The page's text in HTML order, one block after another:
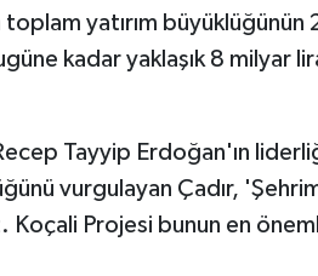
yatırım büyüklüğünün
kadar yaklaşık 8 milyar
Tayyip Erdoğan'ın
vurgulayan Çadır,
Koçali Projesi bunun en